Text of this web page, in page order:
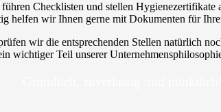
Checklisten und stellen Hygienezertifikate
helfen wir Ihnen gerne mit Dokumenten für
wir die entsprechenden Stellen natürlich
wichtiger Teil unserer